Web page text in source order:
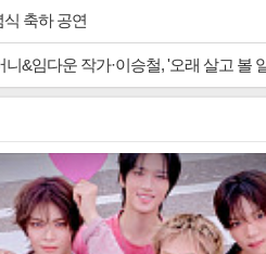
식 축하 공연
&임다운 작가·이승철, '오래 살고 볼